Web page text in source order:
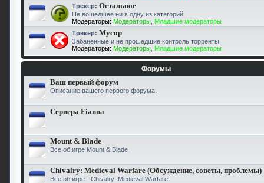
Трекер: Остальное
Не вошедшее ни в одну из категорий
Модераторы: Модераторы Младшие модераторы
Трекер: Мусор
Забаненные и не прошедшие контроль торренты
Модераторы: Модераторы Младшие модераторы
Форумы
Ваш первый форум
Описание вашего первого форума.
Сервера Fianna
Mount & Blade
Все об игре Mount & Blade
Chivalry: Medieval Warfare (Обсуждение, советы, проблемы)
Все об игре - Chivalry: Medieval Warfare